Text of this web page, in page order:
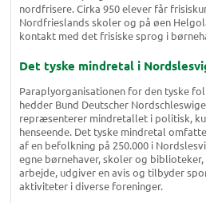
nordfrisere. Cirka 950 elever får
Nordfrieslands skoler og på øen
kontakt med det frisiske sprog i
Det tyske mindretal i
Paraplyorganisationen for den tyske
hedder Bund Deutscher
repræsenterer mindretallet i politisk,
henseende. Det tyske mindretal
af en befolkning på 250.000 i
egne børnehaver, skoler og
arbejde, udgiver en avis og tilbyder
aktiviteter i diverse foreninger.